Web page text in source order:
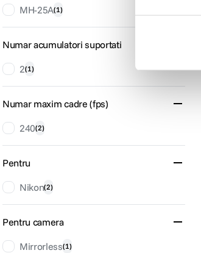
MH-25A(1)
Numar acumulatori suportati
2(1)
Numar maxim cadre (fps)
240(2)
Pentru
Nikon(2)
Pentru camera
Mirrorless(1)